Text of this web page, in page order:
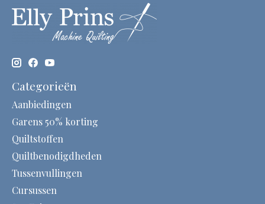
Categorieën
Aanbiedingen
Garens 50% korting
Quiltstoffen
Quiltbenodigdheden
Tussenvullingen
Cursussen